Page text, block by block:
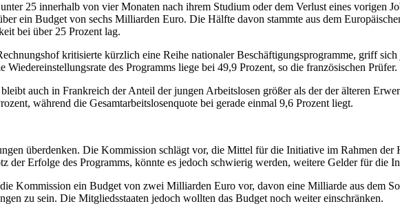
25 innerhalb von vier Monaten nach ihrem Studium oder dem Verlust eines vorigen
ein Budget von sechs Milliarden Euro. Die Hälfte davon stammte aus dem
bei über 25 Prozent lag.
kritisierte kürzlich eine Reihe nationaler Beschäftigungsprogramme, griff
des Programms liege bei 49,9 Prozent, so die französischen Prüfer.
auch in Frankreich der Anteil der jungen Arbeitslosen größer als der der älteren
während die Gesamtarbeitslosenquote bei gerade einmal 9,6 Prozent liegt.
überdenken. Die Kommission schlägt vor, die Mittel für die Initiative im Rahmen
der Erfolge des Programms, könnte es jedoch schwierig werden, weitere Gelder für die
Kommission ein Budget von zwei Milliarden Euro vor, davon eine Milliarde aus dem
zu sein. Die Mitgliedsstaaten jedoch wollten das Budget noch weiter einschränken.